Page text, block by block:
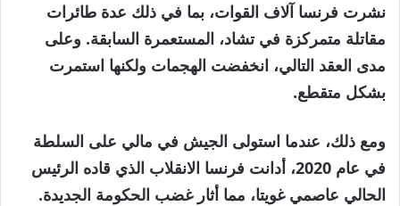
نشرت فرنسا آلاف القوات، بما في ذلك عدة طائرات
مقاتلة متمركزة في تشاد، المستعمرة السابقة. وعلى
مدى العقد التالي، انخفضت الهجمات ولكنها استمرت
بشكل متقطع.
ومع ذلك، عندما استولى الجيش في مالي على السلطة
في عام 2020، أدانت فرنسا الانقلاب الذي قاده الرئيس
الحالي عاصمي غويتا، مما أثار غضب الحكومة الجديدة.